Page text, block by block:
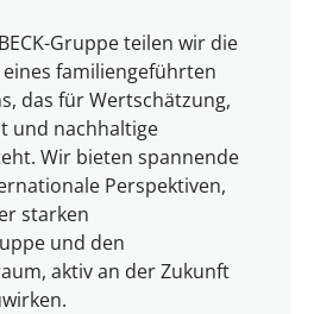
Gruppe teilen wir die
familiengeführten
das für Wertschätzung,
und nachhaltige
Wir bieten spannende
Perspektiven,
starken
und den
aktiv an der Zukunft